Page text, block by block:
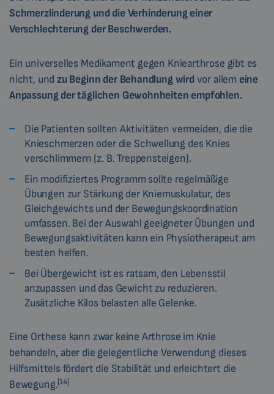
Schmerzlinderung und die Verhinderung einer
Verschlechterung der Beschwerden.
Ein universelles Medikament gegen Kniearthrose gibt es
nicht, undzu Beginn der Behandlung wirdvor allem eine
Anpassung der täglichen Gewohnheiten empfohlen.
Die Patienten sollten Aktivitäten vermeiden, die die
Knieschmerzen oder die Schwellung des Knies
verschlimmern (z. B. Treppensteigen).
Ein modifiziertes Programm sollte regelmäßige
Übungen zur Stärkung der Kniemuskulatur, des
Gleichgewichts und der Bewegungskoordination
umfassen. Bei der Auswahl geeigneter Übungen und
Bewegungsaktivitäten kann ein Physiotherapeut am
besten helfen.
Bei Übergewicht ist es ratsam, den Lebensstil
anzupassen und das Gewicht zu reduzieren.
Zusätzliche Kilos belasten alle Gelenke.
Eine Orthese kann zwar keine Arthrose im Knie
behandeln, aber die gelegentliche Verwendung dieses
Hilfsmittels fördert die Stabilität und erleichtert die
Bewegung.[14]